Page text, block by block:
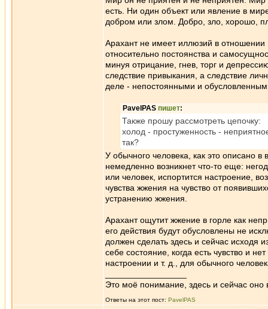
есть. Ни один объект или явление в
добром или злом. Добро, зло, хорошо,
Арахант не имеет иллюзий в отношении
относительно постоянства и
минуя отрицание, гнев, торг и
следствие привыкания, а следствие
деле - непостоянными и
PavelPAS пишет:
Также прошу рассмотреть цепочку:
холод - простуженность -
так?
У обычного человека, как это описано
немедленно возникнет что-то еще:
или человек, испортится настроение,
чувства жжения на чувство от
устранению жжения.
Арахант ощутит жжение в горле как
его действия будут обусловлены не
должен сделать здесь и сейчас исходя
себе состояние, когда есть чувство и
настроении и т. д., для обычного
Это моё понимание, здесь и сейчас оно
Ответы на этот пост: PavelPAS